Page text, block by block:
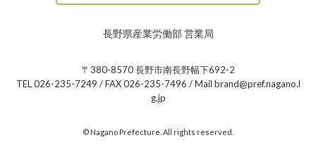
長野県産業労働部 営業局
〒380-8570 長野市南長野幅下692-2
TEL 026-235-7249 / FAX 026-235-7496 / Mail brand@pref.nagano.l
g.jp
© Nagano Prefecture. All rights reserved.